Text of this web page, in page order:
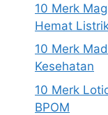
10 Merk
Hemat
10 Merk
Kesehatan
10 Merk
BPOM